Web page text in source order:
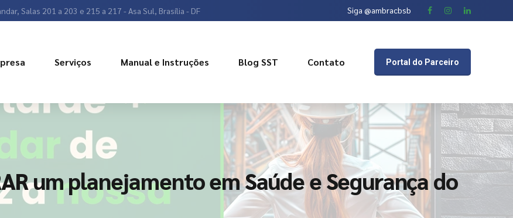
Salas 201 a 203 e 215 a 217 - Asa Sul, Brasília - DF Siga @ambracbsb
Portal do Parceiro
Serviços Manual e Instruções Blog SST Contato
um planejamento em Saúde e Segurança do